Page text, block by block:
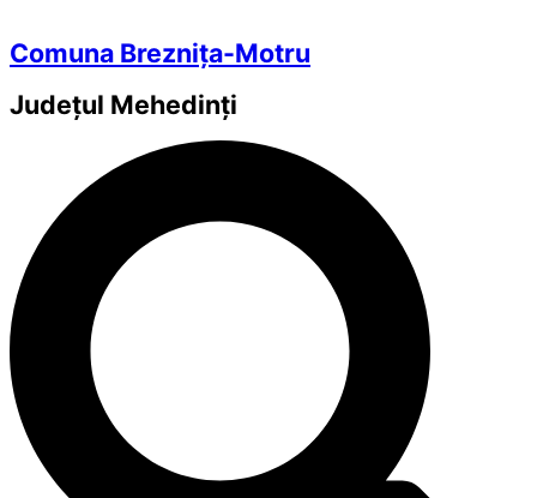
Comuna Breznița-Motru
Județul Mehedinți